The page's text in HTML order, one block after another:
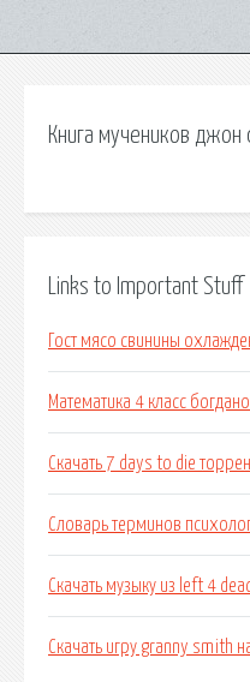
Книга мучеников джон
Links to Important Stuff
Гост мясо свинины
Математика 4 класс
Скачать 7 days to die
Словарь терминов
Скачать музыку из left 4
Скачать игру granny smith